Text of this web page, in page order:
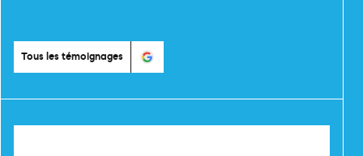
Tous les témoignages